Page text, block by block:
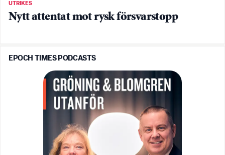
UTRIKES
Nytt attentat mot rysk försvarstopp
EPOCH TIMES PODCASTS